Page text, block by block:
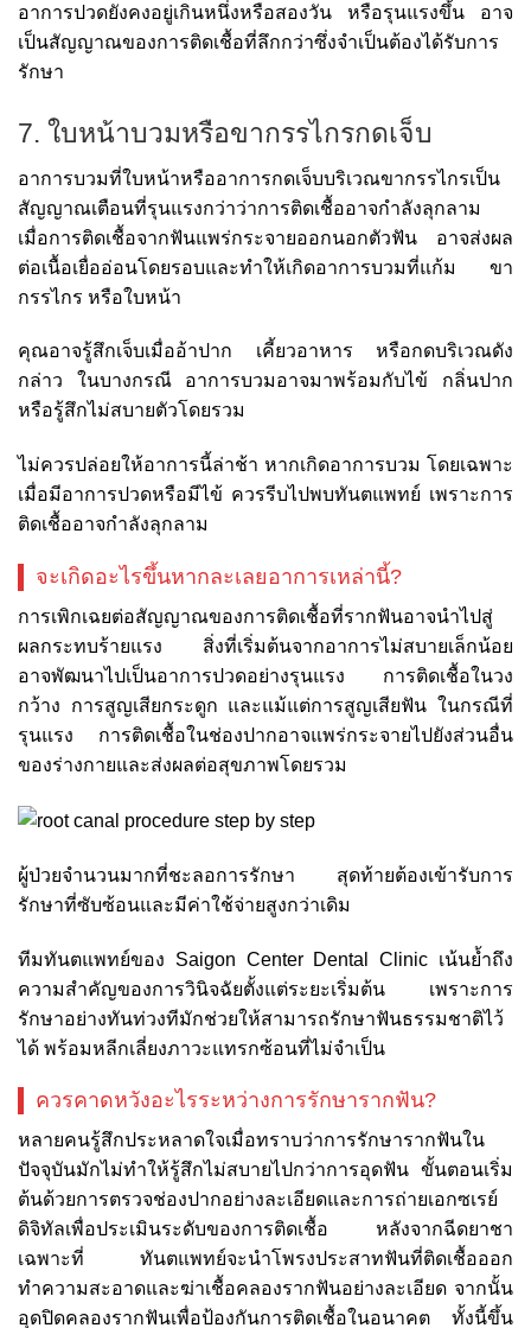
อาการปวดยังคงอยู่เกินหนึ่งหรือสองวัน หรือรุนแรงขึ้น อาจ
เป็นสัญญาณของการติดเชื้อที่ลึกกว่าซึ่งจำเป็นต้องได้รับการ
รักษา
7. ใบหน้าบวมหรือขากรรไกรกดเจ็บ
อาการบวมที่ใบหน้าหรืออาการกดเจ็บบริเวณขากรรไกรเป็น
สัญญาณเตือนที่รุนแรงกว่าว่าการติดเชื้ออาจกำลังลุกลาม
เมื่อการติดเชื้อจากฟันแพร่กระจายออกนอกตัวฟัน อาจส่งผล
ต่อเนื้อเยื่ออ่อนโดยรอบและทำให้เกิดอาการบวมที่แก้ม ขา
กรรไกร หรือใบหน้า
คุณอาจรู้สึกเจ็บเมื่ออ้าปาก เคี้ยวอาหาร หรือกดบริเวณดัง
กล่าว ในบางกรณี อาการบวมอาจมาพร้อมกับไข้ กลิ่นปาก
หรือรู้สึกไม่สบายตัวโดยรวม
ไม่ควรปล่อยให้อาการนี้ล่าช้า หากเกิดอาการบวม โดยเฉพาะ
เมื่อมีอาการปวดหรือมีไข้ ควรรีบไปพบทันตแพทย์ เพราะการ
ติดเชื้ออาจกำลังลุกลาม
จะเกิดอะไรขึ้นหากละเลยอาการเหล่านี้?
การเพิกเฉยต่อสัญญาณของการติดเชื้อที่รากฟันอาจนำไปสู่
ผลกระทบร้ายแรง สิ่งที่เริ่มต้นจากอาการไม่สบายเล็กน้อย
อาจพัฒนาไปเป็นอาการปวดอย่างรุนแรง การติดเชื้อในวง
กว้าง การสูญเสียกระดูก และแม้แต่การสูญเสียฟัน ในกรณีที่
รุนแรง การติดเชื้อในช่องปากอาจแพร่กระจายไปยังส่วนอื่น
ของร่างกายและส่งผลต่อสุขภาพโดยรวม
ผู้ป่วยจำนวนมากที่ชะลอการรักษา สุดท้ายต้องเข้ารับการ
รักษาที่ซับซ้อนและมีค่าใช้จ่ายสูงกว่าเดิม
ทีมทันตแพทย์ของ Saigon Center Dental Clinic เน้นย้ำถึง
ความสำคัญของการวินิจฉัยตั้งแต่ระยะเริ่มต้น เพราะการ
รักษาอย่างทันท่วงทีมักช่วยให้สามารถรักษาฟันธรรมชาติไว้
ได้ พร้อมหลีกเลี่ยงภาวะแทรกซ้อนที่ไม่จำเป็น
ควรคาดหวังอะไรระหว่างการรักษารากฟัน?
หลายคนรู้สึกประหลาดใจเมื่อทราบว่าการรักษารากฟันใน
ปัจจุบันมักไม่ทำให้รู้สึกไม่สบายไปกว่าการอุดฟัน ขั้นตอนเริ่ม
ต้นด้วยการตรวจช่องปากอย่างละเอียดและการถ่ายเอกซเรย์
ดิจิทัลเพื่อประเมินระดับของการติดเชื้อ หลังจากฉีดยาชา
เฉพาะที่ ทันตแพทย์จะนำโพรงประสาทฟันที่ติดเชื้อออก
ทำความสะอาดและฆ่าเชื้อคลองรากฟันอย่างละเอียด จากนั้น
อุดปิดคลองรากฟันเพื่อป้องกันการติดเชื้อในอนาคต ทั้งนี้ขึ้น